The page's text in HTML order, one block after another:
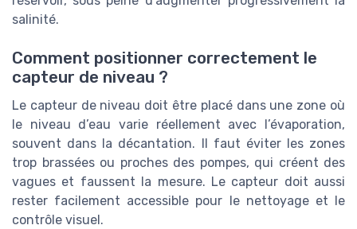
salinité.
Comment positionner correctement le
capteur de niveau ?
Le capteur de niveau doit être placé dans une zone où
le niveau d’eau varie réellement avec l’évaporation,
souvent dans la décantation. Il faut éviter les zones
trop brassées ou proches des pompes, qui créent des
vagues et faussent la mesure. Le capteur doit aussi
rester facilement accessible pour le nettoyage et le
contrôle visuel.